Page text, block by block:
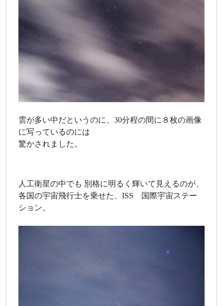
雲が多い中だというのに、30分程の間に８枚の画像
に写っているのには
驚かされました。
人工衛星の中でも 別格に明るく輝いて見えるのが、
各国の宇宙飛行士を乗せた、ISS 国際宇宙ステー
ション。